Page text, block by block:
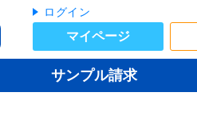
ログイン
マイページ
サンプル請求